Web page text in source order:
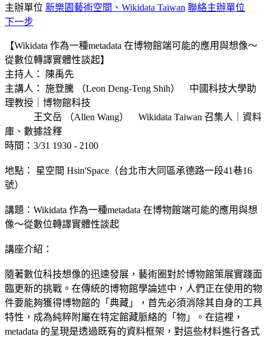
主辦單位 新樂園藝術空間、Wikidata Taiwan 聯絡主辦單位
下一步
【Wikidata 作為一種metadata 在博物館端可能的應用與想像～
從數位轉譯實體性談起】
主持人： 陳禹先
主講人： 施登騰 （Leon Deng-Teng Shih） 中國科技大學助
理教授｜博物館科技
王文岳 （Allen Wang） Wikidata Taiwan 召集人｜資料
庫、數據詮釋
時間：3/31 1930 - 2100
地點： 星空間 Hsin'Space（台北市大同區承德路一段41巷16
號）
講題：Wikidata 作為一種metadata 在博物館端可能的應用與想
像～從數位轉譯實體性談起
講座介紹：
隨著數位科技想像的迅速發展，藝術圈對於博物館策展實踐面
臨更新的挑戰。在傳統的博物館學論述中，人們正在使用的物
件要能夠獲得博物館的「典藏」，首先必須消除其自身的工具
特性，成為純粹附屬在特定館藏脈絡的「物」。在這裡，
metadata 的呈現是透過既有的資料框架，對這些材料進行各式